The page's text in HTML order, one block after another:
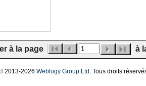
à la page à
2013-2026 Weblogy Group Ltd . Tous droits